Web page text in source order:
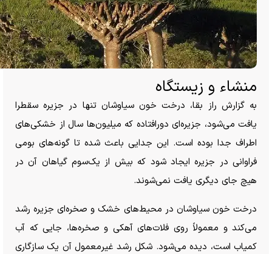
منشاء و زیستگاه
به گزارش راز بقا، درخت خون سیاوشان تنها در جزیره سقطرا
یافت می‌شود، جزیره‌ای دورافتاده که میلیون‌ها سال از خشکی‌های
اطراف جدا بوده است. این جدایی باعث شده تا گونه‌های بومی
فراوانی در جزیره ایجاد شود که بیش از یک‌سوم گیاهان آن در
هیچ جای دیگری یافت نمی‌شوند.
درخت خون سیاوشان در محیط‌های خشک و صخره‌ای جزیره رشد
می‌کند و معمولاً روی فلات‌های آهکی و صخره‌ها، جایی که آب
کمیاب است، دیده می‌شود. شکل رشد غیرمعمول آن یک سازگاری